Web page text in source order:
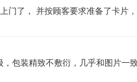
了， 并按顾客要求准备了卡片，
包装精致不敷衍，几乎和图片一